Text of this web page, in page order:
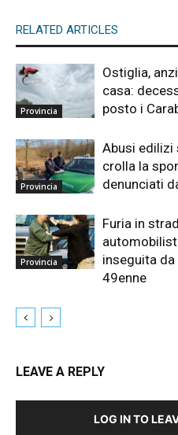
RELATED ARTICLES
Provincia
Ostiglia,
casa:
posto i
Provincia
Abusi edilizi
crolla la
denunciati
Provincia
Furia in
inseguita
49enne
LEAVE A REPLY
LOG IN TO